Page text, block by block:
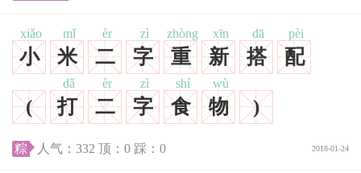
小
xiǎo
米
mǐ
二
èr
字
zì
重
zhòng
新
xīn
搭
dā
配
pèi
( 打
dǎ
二
èr
字
zì
食
shí
物
wù
)
2018-01-24
粽 人气： 332 顶： 0 踩： 0